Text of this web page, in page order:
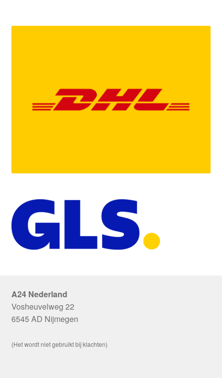
A24 Nederland
Vosheuvelweg 22
6545 AD Nijmegen
(Het wordt niet gebruikt bij klachten)